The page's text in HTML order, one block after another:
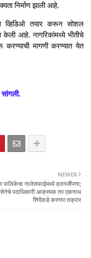
निर्माण झाली आहे.
व्हिडिओ तयार करून सोशल
केली आहे. नागरिकांमध्ये भीतीचे
करण्याची मागणी करण्यात येत
NEWER
पालिकेचा नालेसफाईमध्ये हलगर्जीपणा;
पदाधिकारी आक्रमक तर एकनाथ
शिंदेंकडे करणार तक्रार